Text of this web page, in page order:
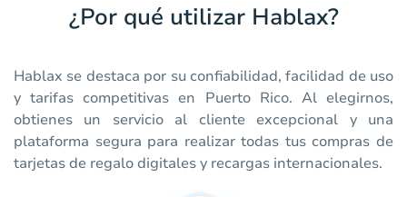
¿Por qué utilizar Hablax?
Hablax se destaca por su confiabilidad, facilidad de uso
y tarifas competitivas en Puerto Rico. Al elegirnos,
obtienes un servicio al cliente excepcional y una
plataforma segura para realizar todas tus compras de
tarjetas de regalo digitales y recargas internacionales.